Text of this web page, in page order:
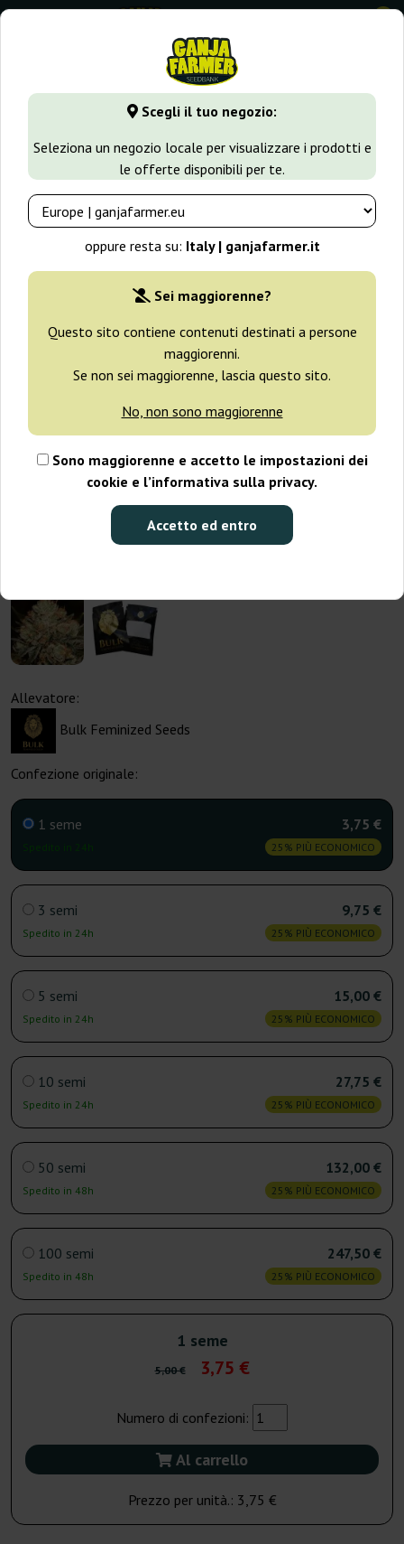
Scegli il tuo negozio:
Seleziona un negozio locale per visualizzare i prodotti e
le offerte disponibili per te.
oppure resta su: Italy | ganjafarmer.it
Sei maggiorenne?
Questo sito contiene contenuti destinati a persone
maggiorenni.
Se non sei maggiorenne, lascia questo sito.
No, non sono maggiorenne
Sono maggiorenne e accetto le impostazioni dei
cookie e l’informativa sulla privacy.
Accetto ed entro
0
GanjaFarmer.it Varietà di Cannabis OG Kush Alien Og
-25%
+ omaggi
Allevatore:
Bulk Feminized Seeds
Confezione originale:
1 seme 3,75 €
25% PIÙ ECONOMICO
3 semi
Spedito in 24h
9,75 €
25% PIÙ ECONOMICO
5 semi
Spedito in 24h
15,00 €
25% PIÙ ECONOMICO
10 semi
Spedito in 24h
27,75 €
25% PIÙ ECONOMICO
50 semi
Spedito in 48h
132,00 €
25% PIÙ ECONOMICO
100 semi
Spedito in 48h
247,50 €
25% PIÙ ECONOMICO
1 seme
5,00 € 3,75 €
Numero di confezioni:
Al carrello
Prezzo per unità.: 3,75 €